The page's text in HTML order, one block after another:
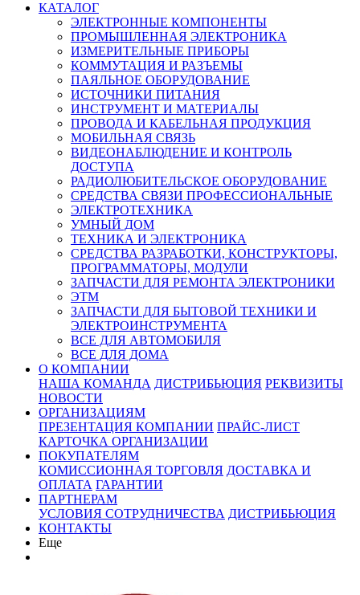
КАТАЛОГ
ЭЛЕКТРОННЫЕ КОМПОНЕНТЫ
ПРОМЫШЛЕННАЯ ЭЛЕКТРОНИКА
ИЗМЕРИТЕЛЬНЫЕ ПРИБОРЫ
КОММУТАЦИЯ И РАЗЪЕМЫ
ПАЯЛЬНОЕ ОБОРУДОВАНИЕ
ИСТОЧНИКИ ПИТАНИЯ
ИНСТРУМЕНТ И МАТЕРИАЛЫ
ПРОВОДА И КАБЕЛЬНАЯ ПРОДУКЦИЯ
МОБИЛЬНАЯ СВЯЗЬ
ВИДЕОНАБЛЮДЕНИЕ И КОНТРОЛЬ
ДОСТУПА
РАДИОЛЮБИТЕЛЬСКОЕ ОБОРУДОВАНИЕ
СРЕДСТВА СВЯЗИ ПРОФЕССИОНАЛЬНЫЕ
ЭЛЕКТРОТЕХНИКА
УМНЫЙ ДОМ
ТЕХНИКА И ЭЛЕКТРОНИКА
СРЕДСТВА РАЗРАБОТКИ, КОНСТРУКТОРЫ,
ПРОГРАММАТОРЫ, МОДУЛИ
ЗАПЧАСТИ ДЛЯ РЕМОНТА ЭЛЕКТРОНИКИ
ЭТМ
ЗАПЧАСТИ ДЛЯ БЫТОВОЙ ТЕХНИКИ И
ЭЛЕКТРОИНСТРУМЕНТА
ВСЕ ДЛЯ АВТОМОБИЛЯ
ВСЕ ДЛЯ ДОМА
О КОМПАНИИ
НАША КОМАНДА ДИСТРИБЬЮЦИЯ РЕКВИЗИТЫ
НОВОСТИ
ОРГАНИЗАЦИЯМ
ПРЕЗЕНТАЦИЯ КОМПАНИИ ПРАЙС-ЛИСТ
КАРТОЧКА ОРГАНИЗАЦИИ
ПОКУПАТЕЛЯМ
КОМИССИОННАЯ ТОРГОВЛЯ ДОСТАВКА И
ОПЛАТА ГАРАНТИИ
ПАРТНЕРАМ
УСЛОВИЯ СОТРУДНИЧЕСТВА ДИСТРИБЬЮЦИЯ
КОНТАКТЫ
Еще